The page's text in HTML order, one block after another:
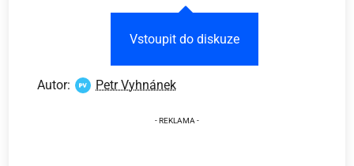
Vstoupit do diskuze
Autor: Petr Vyhnánek